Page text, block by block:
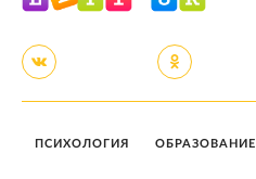
ПСИХОЛОГИЯ ОБРАЗОВАНИЕ